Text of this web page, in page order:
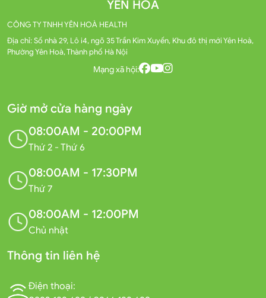
YÊN HÒA
CÔNG TY TNHH YÊN HOÀ HEALTH
Địa chỉ: Số nhà 29, Lô i4, ngõ 35 Trần Kim Xuyến, Khu đô thị mới Yên Hoà,
Phường Yên Hoà, Thành phố Hà Nội
Mạng xã hội:
Giờ mở cửa hàng ngày
08:00AM - 20:00PM
Thứ 2 - Thứ 6
08:00AM - 17:30PM
Thứ 7
08:00AM - 12:00PM
Chủ nhật
Thông tin liên hệ
Điện thoại: